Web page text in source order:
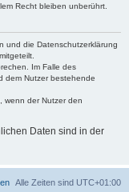
Recht bleiben unberührt.
und die Datenschutzerklärung
Im Falle des
dem Nutzer bestehende
wenn der Nutzer den
Daten sind in der
Alle Zeiten sind UTC+01:00